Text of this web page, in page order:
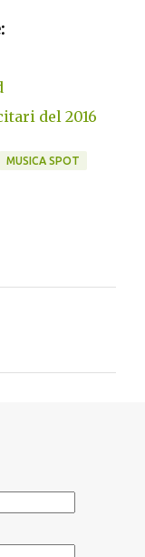
del 2016
MUSICA SPOT